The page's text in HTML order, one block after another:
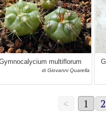
multiflorum
di Giovanni Quarella
< 1 2